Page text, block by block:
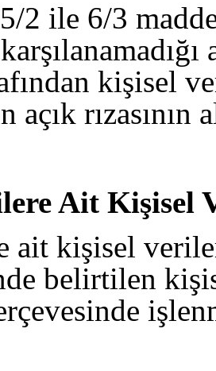
2 ile 6/3
kişisel
açık rızasının
Ait Kişisel
ait kişisel
belirtilen